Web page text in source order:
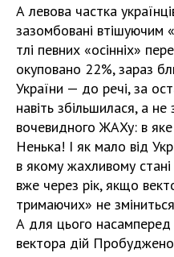
А левова частка
зазомбовані
тлі певних «осінніх»
окуповано 22%, зараз
України — до речі, за
навіть збільшилася, а
вочевидного ЖАХу: в
Ненька! І як мало від
в якому жахливому
вже через рік, якщо
тримаючих» не
А для цього насамперед
вектора дій